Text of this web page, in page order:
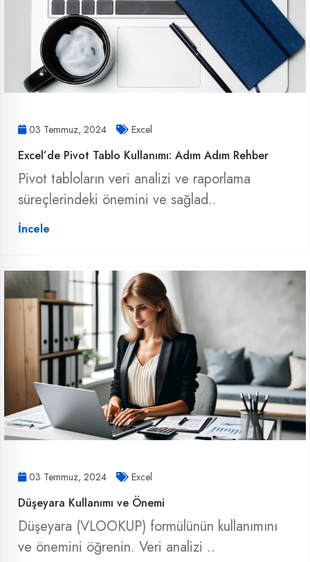
03 Temmuz, 2024 Excel
Excel’de Pivot Tablo Kullanımı: Adım Adım Rehber
Pivot tabloların veri analizi ve raporlama
süreçlerindeki önemini ve sağlad..
İncele
03 Temmuz, 2024 Excel
Düşeyara Kullanımı ve Önemi
Düşeyara (VLOOKUP) formülünün kullanımını
ve önemini öğrenin. Veri analizi ..